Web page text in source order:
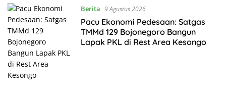
Berita 9 Agustus 2026
Pacu Ekonomi Pedesaan: Satgas
TMMd 129 Bojonegoro Bangun
Lapak PKL di Rest Area Kesongo